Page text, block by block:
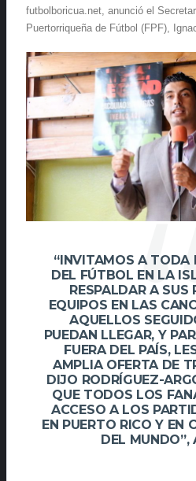
futbolboricua.net, anunció el
Puertorriqueña de Fútbol (FPF),
“INVITAMOS A TODA
DEL FÚTBOL EN LA
RESPALDAR A SUS
EQUIPOS EN LAS
AQUELLOS
PUEDAN LLEGAR, Y
FUERA DEL PAÍS,
AMPLIA OFERTA DE
DIJO RODRÍGUEZ-
QUE TODOS LOS
ACCESO A LOS
EN PUERTO RICO Y EN
DEL MUNDO”,